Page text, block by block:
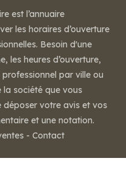
est l’annuaire
les horaires d’ouverture
Besoin d'une
les heures d’ouverture,
par ville ou
société que vous
votre avis et vos
et une notation.
- Contact